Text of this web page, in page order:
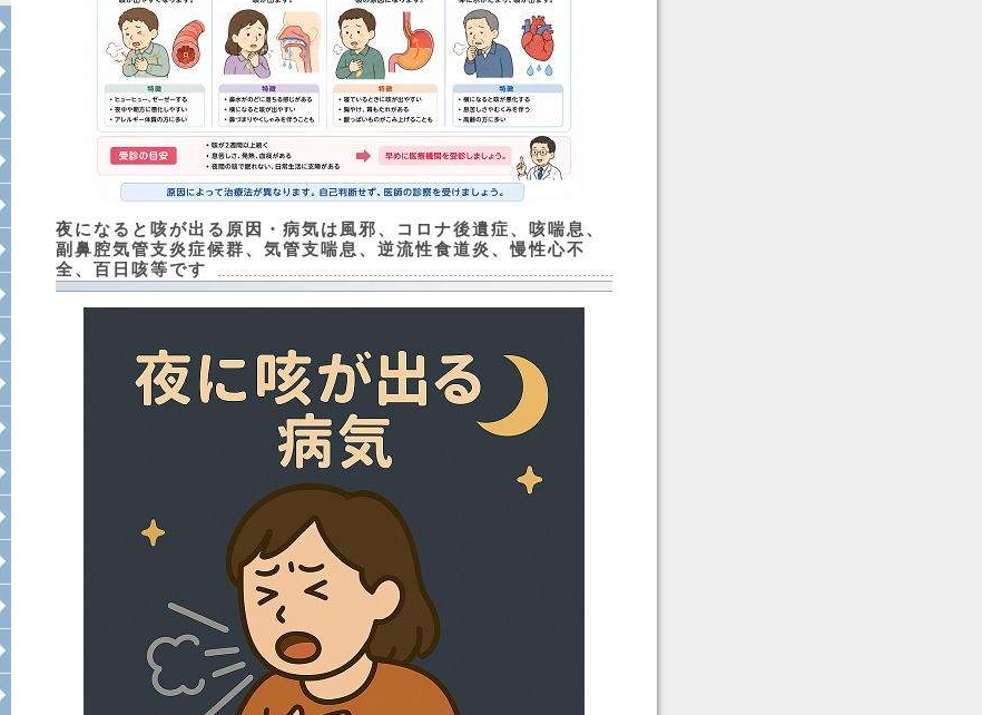
管理栄養士による料理教室
院内講演会・糖尿病の寺子屋
心臓リハビリテーション
運動器リハビリテーション
メタボリック症候群
糖尿病とは、糖尿病原因・糖尿病
当院での取り組み
高血圧とは、高血圧原因・高血圧
当院での取り組み
脂質異常とは、脂質異常原因・脂
高尿酸血症とは、高尿酸血症原
因・高尿酸血症診断
高尿酸血症治療
当院での取り組み
体重が減少する原因・病気
寝ても疲れが取れない病気・改善
倦怠感やだるさが取れない原因と
夜になると咳が出る原因・病気は風邪、コロナ後遺症、咳喘息、
副鼻腔気管支炎症候群、気管支喘息、逆流性食道炎、慢性心不
全、百日咳等です